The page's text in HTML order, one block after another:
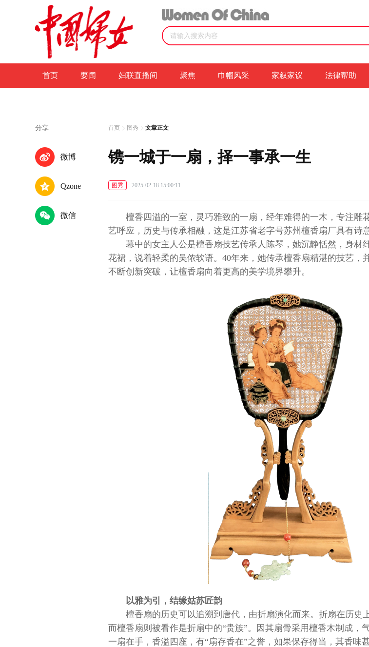
首页 要闻 妇联直播间 聚焦 巾帼风采 家叙家议 法律帮助
分享
微博
Qzone
微信
首页 图秀 文章正文
镌一城于一扇，择一事承一生
图秀 2025-02-18 15:00:11
檀香四溢的一室，灵巧雅致的一扇，经年难得的一木，专注
艺呼应，历史与传承相融，这是江苏省老字号苏州檀香扇厂具有诗
幕中的女主人公是檀香扇技艺传承人陈琴，她沉静恬然，身材
花裙，说着轻柔的吴侬软语。40年来，她传承檀香扇精湛的技艺，
不断创新突破，让檀香扇向着更高的美学境界攀升。
以雅为引，结缘姑苏匠韵
檀香扇的历史可以追溯到唐代，由折扇演化而来。折扇在历史
而檀香扇则被看作是折扇中的“贵族”。因其扇骨采用檀香木制成，
一扇在手，香溢四座，有“扇存香在”之誉，如果保存得当，其香味
王卓伦：战地没有“玫瑰”，只有使命